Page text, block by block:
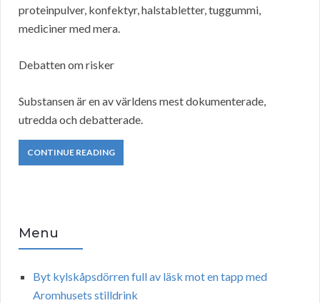
proteinpulver, konfektyr, halstabletter, tuggummi,
mediciner med mera.
Debatten om risker
Substansen är en av världens mest dokumenterade,
utredda och debatterade.
CONTINUE READING
Menu
Byt kylskåpsdörren full av läsk mot en tapp med
Aromhusets stilldrink